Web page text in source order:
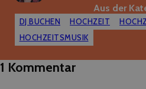
Aus der
DJ BUCHEN HOCHZEIT
HOCHZEITSMUSIK
1 Kommentar